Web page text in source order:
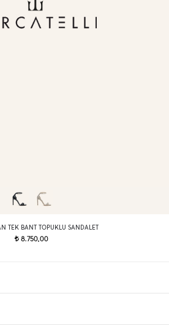
TEK BANT TOPUKLU SANDALET
t8.750,00